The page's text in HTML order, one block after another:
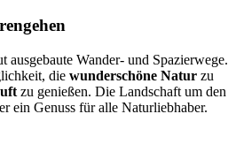
ausgebaute Wander- und Spazierwege.
die wunderschöne Natur zu
zu genießen. Die Landschaft um den
ein Genuss für alle Naturliebhaber.